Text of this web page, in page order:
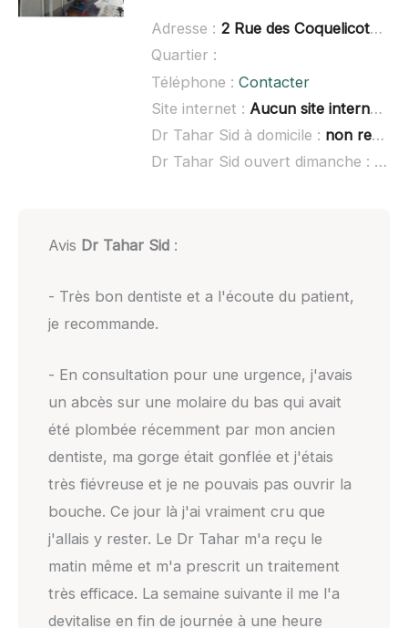
Adresse : 2 Rue des Coquelicots, 66300 Thuir
Quartier :
Téléphone : Contacter
Site internet : Aucun site internet connu
Dr Tahar Sid à domicile : non renseigné
Dr Tahar Sid ouvert dimanche :
non
Avis Dr Tahar Sid:
- Très bon dentiste et a l'écoute du patient,
je recommande.
- En consultation pour une urgence, j'avais
un abcès sur une molaire du bas qui avait
été plombée récemment par mon ancien
dentiste, ma gorge était gonflée et j'étais
très fiévreuse et je ne pouvais pas ouvrir la
bouche. Ce jour là j'ai vraiment cru que
j'allais y rester. Le Dr Tahar m'a reçu le
matin même et m'a prescrit un traitement
très efficace. La semaine suivante il me l'a
devitalise en fin de journée à une heure